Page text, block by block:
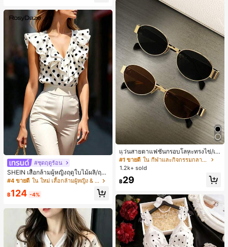
#ชุดฤดูร้อน
SHEIN เสื้อกล้ามผู้หญิงฤดูใบไม้ผลิ/ฤดูร้
อน ใหม่ สไตล์มินิมอลลำลองหรูหรา สีบ
ล็อก ลายจุด คอวี แพตช์เวิร์ก ชายระบา
ย แขนกุด ทรงเข้ารูป อเนกประสงค์, เสื้อ
หญิง, เสื้อเที่ยวพักผ่อนผู้หญิง
#4 ขายดี ใน ใหม่ เสื้อกล้ามผู้หญิง & Camis
฿124 -4%
ไม้ร่วงและฤดูหนาว
แว่นสายตาแฟชั่นกรอบโลหะทรงไข่/เห
ลี่ยมสำหรับผู้หญิง (กรอบครึ่ง), เหมาะ
สำหรับใส่ในชีวิตประจำวันและกิจกรรม
#1 ขายดี
ใน กีฬาและกิจกรรมกลางแจ้ง
1.2k+ sold
฿29